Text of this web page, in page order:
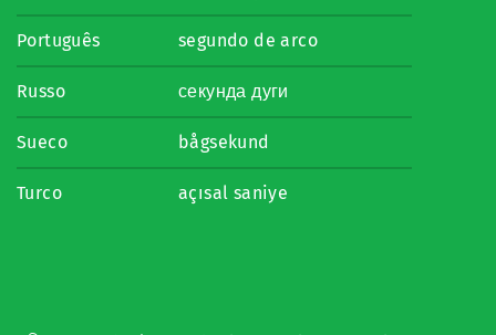
Português segundo de arco
Russo секунда дуги
Sueco bågsekund
Turco açısal saniye